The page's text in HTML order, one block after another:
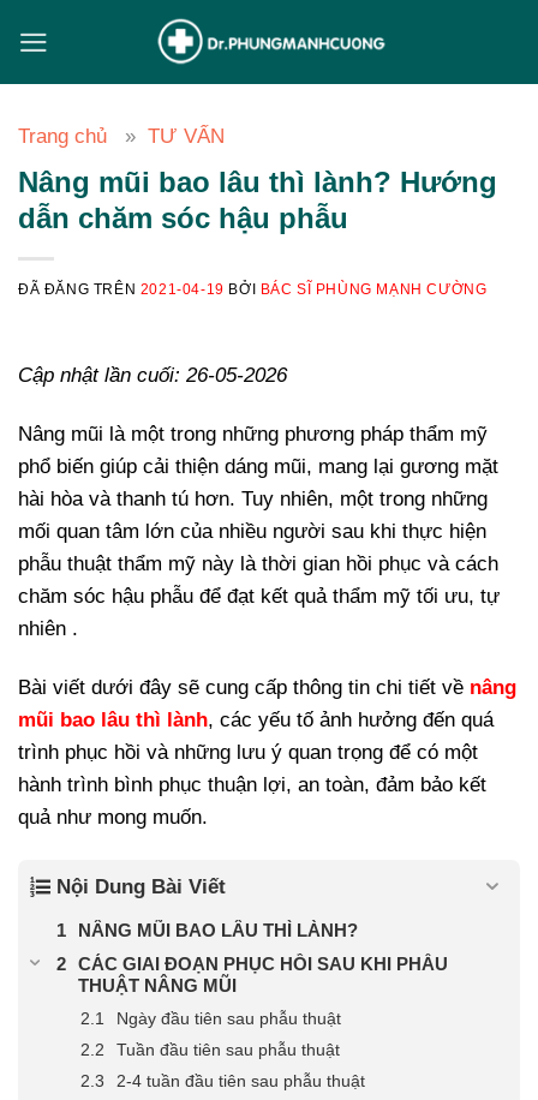
đến
nội
Trang chủ
TƯ VẤN
Nâng mũi bao lâu thì lành? Hướng
dẫn chăm sóc hậu phẫu
ĐÃ ĐĂNG TRÊN 2021-04-19 BỞI BÁC SĨ PHÙNG MẠNH CƯỜNG
Cập nhật lần cuối: 26-05-2026
Nâng mũi là một trong những phương pháp thẩm mỹ
phổ biến giúp cải thiện dáng mũi, mang lại gương mặt
hài hòa và thanh tú hơn. Tuy nhiên, một trong những
mối quan tâm lớn của nhiều người sau khi thực hiện
phẫu thuật thẩm mỹ này là thời gian hồi phục và cách
chăm sóc hậu phẫu để đạt kết quả thẩm mỹ tối ưu, tự
nhiên .
Bài viết dưới đây sẽ cung cấp thông tin chi tiết về nâng
mũi bao lâu thì lành, các yếu tố ảnh hưởng đến quá
trình phục hồi và những lưu ý quan trọng để có một
hành trình bình phục thuận lợi, an toàn, đảm bảo kết
quả như mong muốn.
Nội Dung Bài Viết
NÂNG MŨI BAO LÂU THÌ LÀNH?
CÁC GIAI ĐOẠN PHỤC HỒI SAU KHI PHẪU
THUẬT NÂNG MŨI
Ngày đầu tiên sau phẫu thuật
Tuần đầu tiên sau phẫu thuật
2-4 tuần đầu tiên sau phẫu thuật